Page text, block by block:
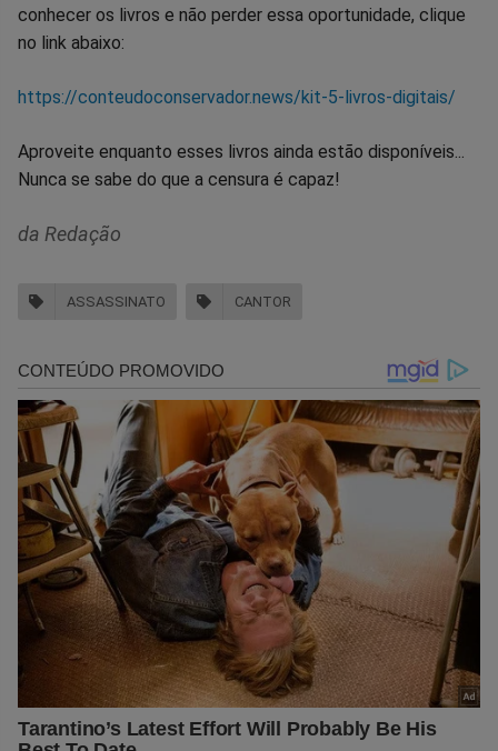
conhecer os livros e não perder essa oportunidade, clique
no link abaixo:
https://conteudoconservador.news/kit-5-livros-digitais/
Aproveite enquanto esses livros ainda estão disponíveis...
Nunca se sabe do que a censura é capaz!
da Redação
ASSASSINATO CANTOR